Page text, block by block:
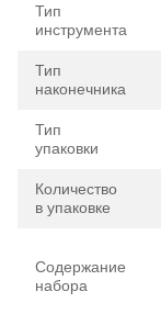
Тип
инструмента
Тип
наконечника
Тип
упаковки
Количество
в упаковке
Содержание
набора